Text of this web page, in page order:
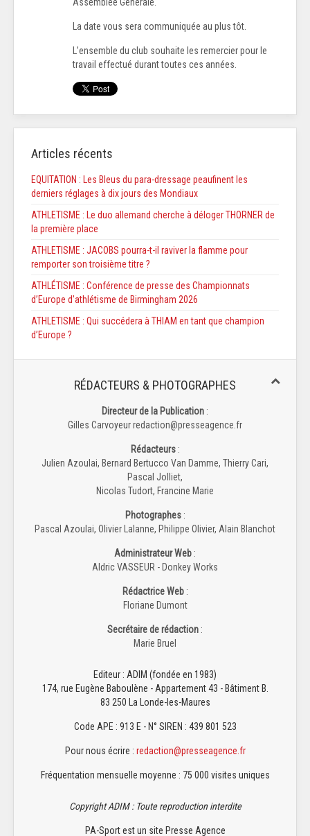
La date vous sera communiquée au plus tôt.
L’ensemble du club souhaite les remercier pour le
travail effectué durant toutes ces années.
Articles récents
EQUITATION : Les Bleus du para-dressage peaufinent les
derniers réglages à dix jours des Mondiaux
ATHLETISME : Le duo allemand cherche à déloger THORNER de
la première place
ATHLETISME : JACOBS pourra-t-il raviver la flamme pour
remporter son troisième titre ?
ATHLÉTISME : Conférence de presse des Championnats
d’Europe d’athlétisme de Birmingham 2026
ATHLETISME : Qui succédera à THIAM en tant que champion
d’Europe ?
RÉDACTEURS & PHOTOGRAPHES
Directeur de la Publication :
Gilles Carvoyeur redaction@presseagence.fr
Rédacteurs:
Julien Azoulai, Bernard Bertucco Van Damme, Thierry Cari,
Pascal Jolliet,
Nicolas Tudort, Francine Marie
Photographes:
Pascal Azoulai, Olivier Lalanne, Philippe Olivier, Alain Blanchot
Administrateur Web :
Aldric VASSEUR - Donkey Works
Rédactrice Web:
Floriane Dumont
Secrétaire de rédaction :
Marie Bruel
Editeur : ADIM (fondée en 1983)
174, rue Eugène Baboulène - Appartement 43 - Bâtiment B.
83 250 La Londe-les-Maures
Code APE : 913 E - N° SIREN : 439 801 523
Pour nous écrire : redaction@presseagence.fr
Fréquentation mensuelle moyenne : 75 000 visites uniques
Copyright ADIM : Toute reproduction interdite
PA-Sport est un site Presse Agence